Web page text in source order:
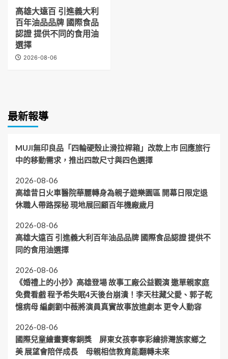
高雄大遠百 引進義大利
百年油品品牌 國際食品
認證 提供不同的食用油
選擇
2026-08-06
最新報導
MUJI無印良品「四輪硬殼止滑拉桿箱」改款上市 回應旅行
中的移動需求，推出四款尺寸與四色選擇
2026-08-06
高雄昔日火車醫院華麗轉身為親子遊樂園區 開幕日限定退
休職人帶路探秘 現地展回顧百年機廠歲月
2026-08-06
高雄大遠百 引進義大利百年油品品牌 國際食品認證 提供不
同的食用油選擇
2026-08-06
《婚禮上的小抄》高雄登場 故事工廠公益觀演 邀單親家庭
免費看戲 程予希失眠4天後台崩潰！李天柱藏父愛、郭子乾
憶病母 編劇劉中薇將演員真實故事放進劇本 更令人動容
2026-08-06
國際兒童繪畫賽奪銅獎 屏東女孩寧寧彩繪排灣族家鄉之
美 展望會陪伴成長 母親相信教育能翻轉未來